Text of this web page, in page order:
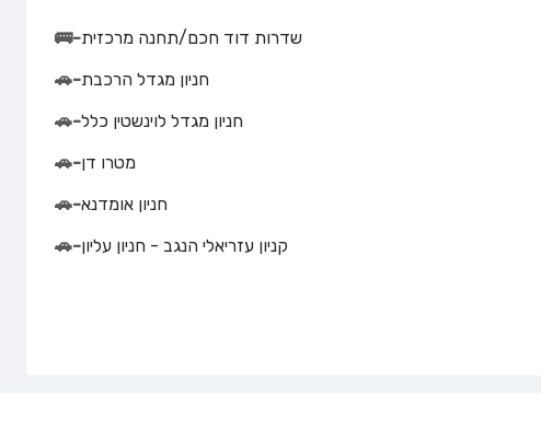
שדרות דוד חכם/תחנה מרכזית-
🚌
חניון מגדל הרכבת-
🚗
חניון מגדל לוינשטין כלל-
🚗
מטרו דן-
🚗
חניון אומדנא-
🚗
קניון עזריאלי הנגב - חניון עליון-
🚗